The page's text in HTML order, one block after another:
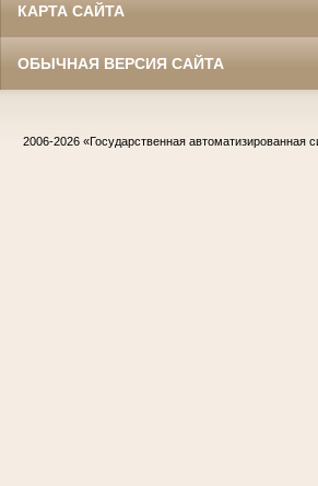
КАРТА САЙТА
ОБЫЧНАЯ ВЕРСИЯ САЙТА
2006-2026 «Государственная автоматизированная